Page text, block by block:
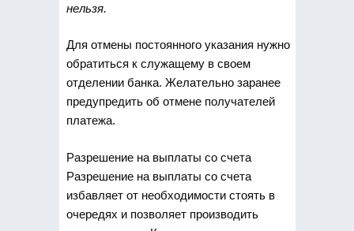
нельзя.
Для отмены постоянного указания нужно
обратиться к служащему в своем
отделении банка. Желательно заранее
предупредить об отмене получателей
платежа.
Разрешение на выплаты со счета
Разрешение на выплаты со счета
избавляет от необходимости стоять в
очередях и позволяет производить